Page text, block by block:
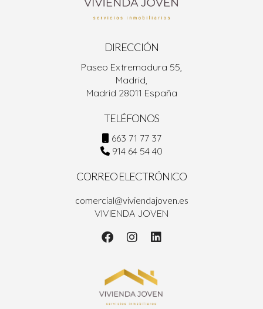
DIRECCIÓN
Paseo Extremadura 55,
Madrid,
Madrid 28011 España
TELÉFONOS
663 71 77 37
914 64 54 40
CORREO ELECTRÓNICO
comercial@viviendajoven.es
VIVIENDA JOVEN